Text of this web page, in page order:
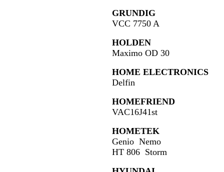
GRUNDIG
VCC 7750 A
HOLDEN
Maximo OD 30
HOME ELECTRONICS
Delfin
HOMEFRIEND
VAC16J41st
HOMETEK
Genio Nemo
HT 806 Storm